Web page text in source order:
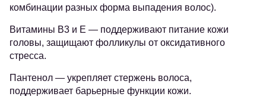
комбинации разных форма выпадения волос).
Витамины B3 и E — поддерживают питание кожи
головы, защищают фолликулы от оксидативного
стресса.
Пантенол — укрепляет стержень волоса,
поддерживает барьерные функции кожи.